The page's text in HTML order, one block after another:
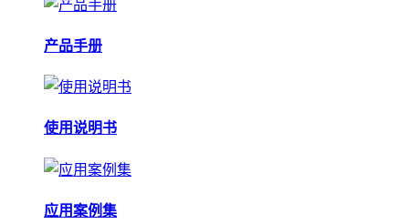
产品手册
使用说明书
应用案例集